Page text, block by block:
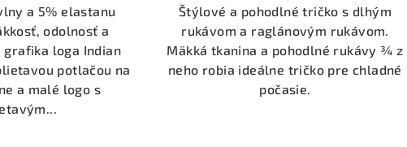
a 5% elastanu
odolnosť a
grafika loga Indian
potlačou na
a malé logo s
Štýlové a pohodlné tričko s dlhým
rukávom a raglánovým rukávom.
Mäkká tkanina a pohodlné rukávy ¾ z
neho robia ideálne tričko pre chladné
počasie.